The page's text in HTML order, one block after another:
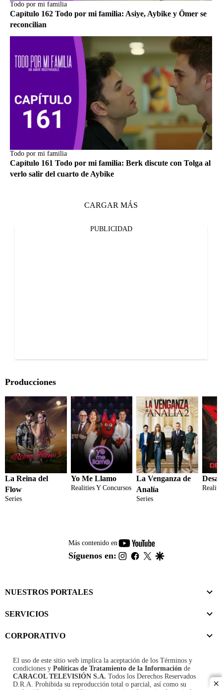
Todo por mi familia
Capítulo 162 Todo por mi familia: Asiye, Aybike y Ömer se
reconcilian
Todo por mi familia
Capítulo 161 Todo por mi familia: Berk discute con Tolga al
verlo salir del cuarto de Aybike
CARGAR MÁS
PUBLICIDAD
Producciones
La Reina del
Flow
Series
Yo Me Llamo
Realities Y Concursos
La Venganza de
Analía
Series
Más contenido en
youtube-
footer
Síguenos en: instagram
facebook
twitter
NUESTROS PORTALES
SERVICIOS
CORPORATIVO
El uso de este sitio web implica la aceptación de los Términos y
condiciones y Políticas de Tratamiento de la Información de
CARACOL TELEVISIÓN S.A. Todos los Derechos Reservados
D.R.A. Prohibida su reproducción total o parcial, así como su